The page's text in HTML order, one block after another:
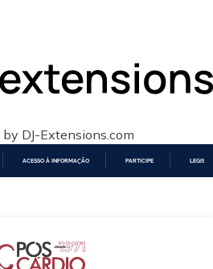
by DJ-Extensions.com
ACESSO À INFORMAÇÃO PARTICIPE